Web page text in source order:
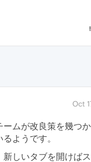
Oct
ームが改良策を幾つ
ようです。
新しいタブを開けば